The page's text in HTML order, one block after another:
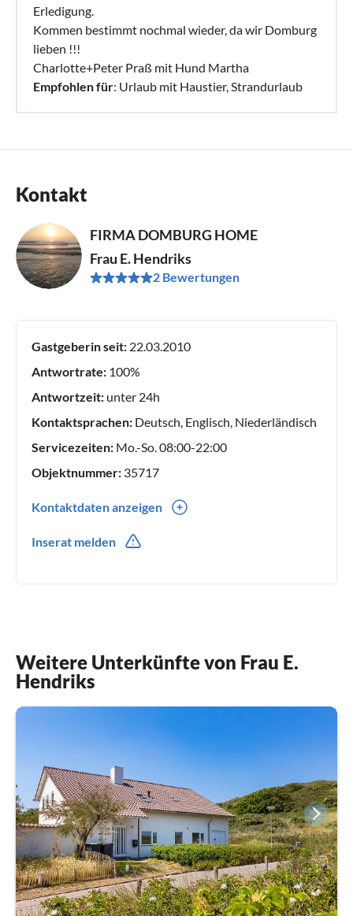
Erledigung.
Kommen bestimmt nochmal wieder, da wir Domburg
lieben !!!
Charlotte+Peter Praß mit Hund Martha
Empfohlen für: Urlaub mit Haustier, Strandurlaub
Kontakt
FIRMA DOMBURG HOME
Frau E. Hendriks
2 Bewertungen
Gastgeberin seit: 22.03.2010
Antwortrate: 100%
Antwortzeit: unter 24h
Kontaktsprachen: Deutsch, Englisch, Niederländisch
Servicezeiten: Mo.-So. 08:00-22:00
Objektnummer: 35717
Kontaktdaten anzeigen
Inserat melden
Weitere Unterkünfte von Frau E.
Hendriks